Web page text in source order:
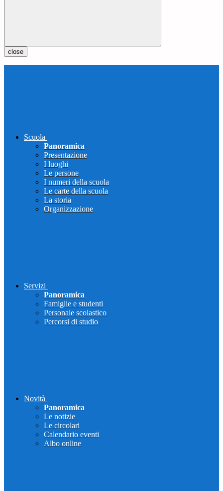
close
Scuola
Panoramica
Presentazione
I luoghi
Le persone
I numeri della scuola
Le carte della scuola
La storia
Organizzazione
Servizi
Panoramica
Famiglie e studenti
Personale scolastico
Percorsi di studio
Novità
Panoramica
Le notizie
Le circolari
Calendario eventi
Albo online